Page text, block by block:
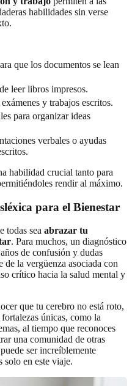
habilidades sin verse
que los documentos se lean
leer libros impresos.
y trabajos escritos.
para organizar ideas
verbales o ayudas
habilidad crucial tanto para
rendir al máximo.
para el Bienestar
todas sea abrazar tu
. Para muchos, un diagnóstico
de confusión y dudas
la vergüenza asociada con
crítico hacia la salud mental y
que tu cerebro no está roto,
únicas, como la
al tiempo que reconoces
una comunidad de otras
ser increíblemente
solo en este viaje.